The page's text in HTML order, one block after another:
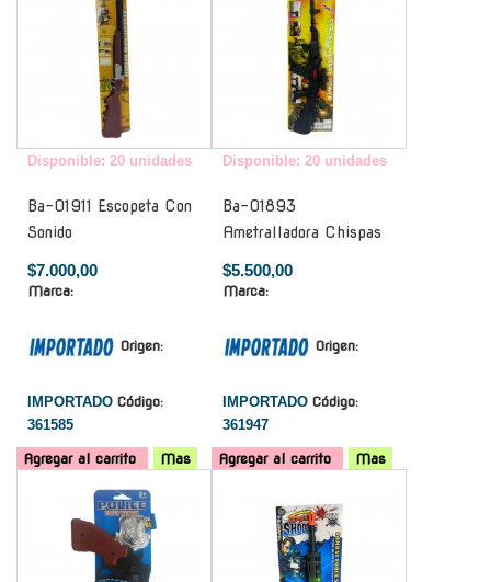
Disponible: 20 unidades
Ba-01911 Escopeta Con
Sonido
$7.000,00
Marca:
Origen:
IMPORTADO Código:
361585
Agregar al carrito Mas
Disponible: 20 unidades
Ba-01893
Ametralladora Chispas
$5.500,00
Marca:
Origen:
IMPORTADO Código:
361947
Agregar al carrito
Mas